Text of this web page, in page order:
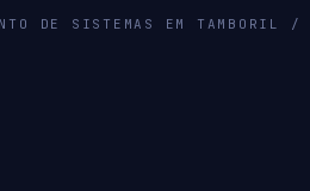
DE SISTEMAS EM TAMBORIL /